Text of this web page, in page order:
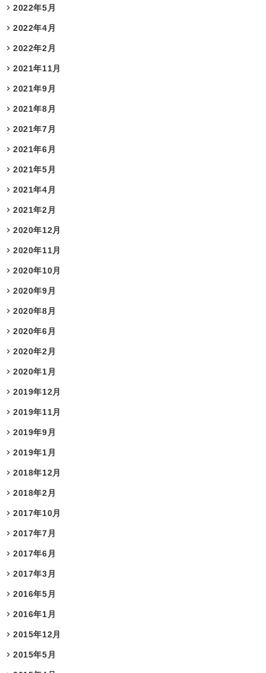
2022年5月
2022年4月
2022年2月
2021年11月
2021年9月
2021年8月
2021年7月
2021年6月
2021年5月
2021年4月
2021年2月
2020年12月
2020年11月
2020年10月
2020年9月
2020年8月
2020年6月
2020年2月
2020年1月
2019年12月
2019年11月
2019年9月
2019年1月
2018年12月
2018年2月
2017年10月
2017年7月
2017年6月
2017年3月
2016年5月
2016年1月
2015年12月
2015年5月